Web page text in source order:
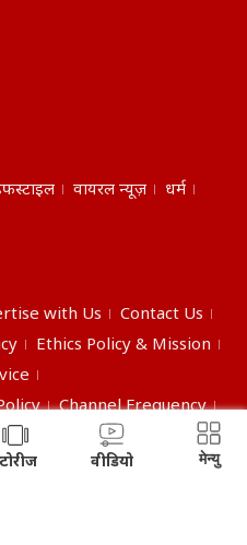
वायरल न्यूज़
धर्म
with Us
Contact Us
Ethics Policy & Mission
Channel Frequency
वीडियो मेन्यु